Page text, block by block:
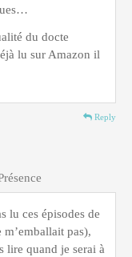
du docte
lu sur Amazon il
Reply
lu ces épisodes de
pas),
lire quand je serai à